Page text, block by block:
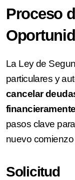
Proceso
La Ley de
particulares y
cancelar
pasos clave
nuevo
Solicitud